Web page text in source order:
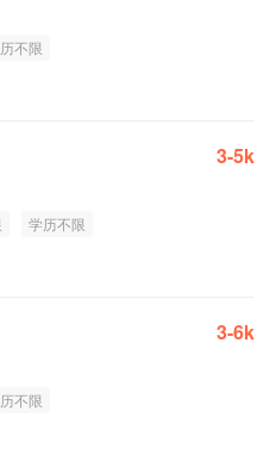
不限
3-5k
学历不限
3-6k
不限